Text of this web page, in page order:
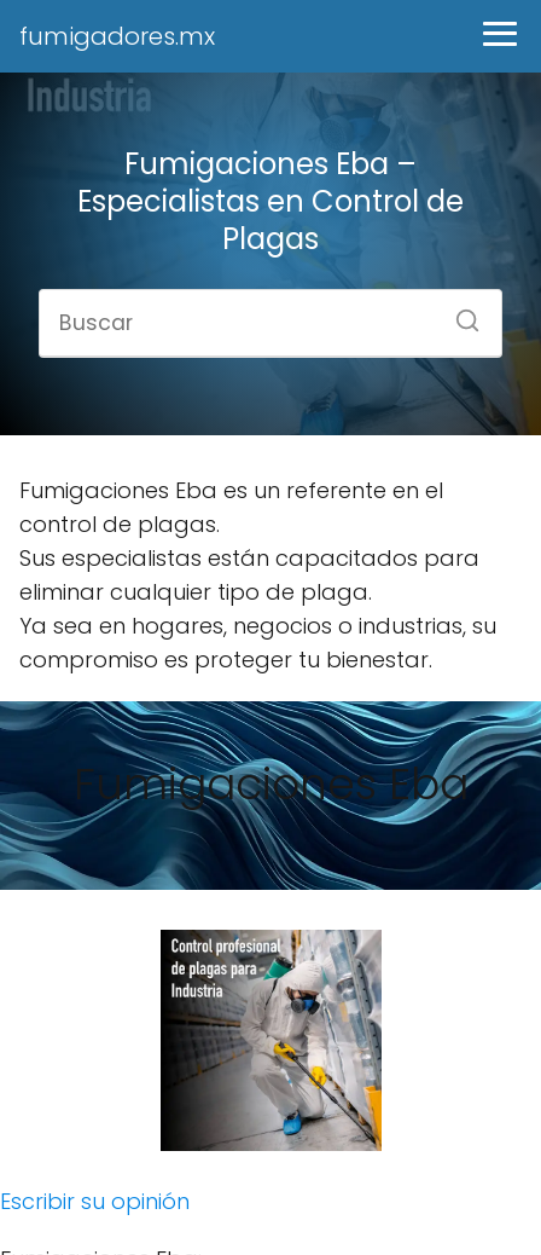
fumigadores.mx
Fumigaciones Eba –
Especialistas en Control de
Plagas
Fumigaciones Eba es un referente en el
control de plagas.
Sus especialistas están capacitados para
eliminar cualquier tipo de plaga.
Ya sea en hogares, negocios o industrias, su
compromiso es proteger tu bienestar.
Fumigaciones Eba
Escribir su opinión